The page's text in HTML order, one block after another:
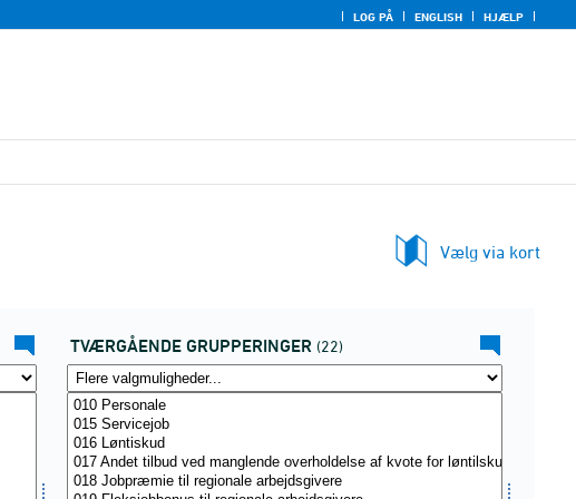
LOG PÅ ENGLISH HJÆLP
Vælg via kort
TVÆRGÅENDE GRUPPERINGER (22)